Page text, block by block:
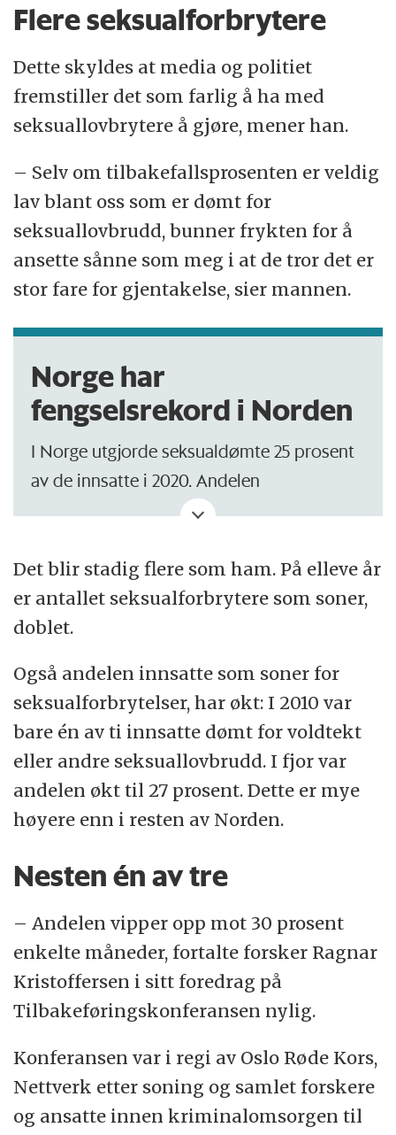
Flere seksualforbrytere
Dette skyldes at media og politiet
fremstiller det som farlig å ha med
seksuallovbrytere å gjøre, mener han.
– Selv om tilbakefallsprosenten er veldig
lav blant oss som er dømt for
seksuallovbrudd, bunner frykten for å
ansette sånne som meg i at de tror det er
stor fare for gjentakelse, sier mannen.
Norge har
fengselsrekord i Norden
I Norge utgjorde seksualdømte 25 prosent
av de innsatte i 2020. Andelen
seksualdømte i andre nordiske land, var
Danmark: 8 prosent, Finland 6 prosent,
Island 15 prosent og Sverige 11 prosent.
Tallene er nokså stabile for de andre
landene i den målte femårsperioden.
Bortsett fra Norge, som hadde 17 prosent i
2016.
– Island har en veldig liten fangebefolkning,
så andelen svinger trolig mer der fra år til
opplyser Ragnar Kristoffersen.
Det blir stadig flere som ham. På elleve år
er antallet seksualforbrytere som soner,
doblet.
Også andelen innsatte som soner for
seksualforbrytelser, har økt: I 2010 var
bare én av ti innsatte dømt for voldtekt
eller andre seksuallovbrudd. I fjor var
andelen økt til 27 prosent. Dette er mye
høyere enn i resten av Norden.
Nesten én av tre
– Andelen vipper opp mot 30 prosent
enkelte måneder, fortalte forsker Ragnar
Kristoffersen i sitt foredrag på
Tilbakeføringskonferansen nylig.
Konferansen var i regi av Oslo Røde Kors,
Nettverk etter soning og samlet forskere
og ansatte innen kriminalomsorgen til